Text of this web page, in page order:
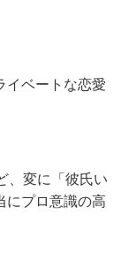
イベートな恋愛
、変に「彼氏い
にプロ意識の高